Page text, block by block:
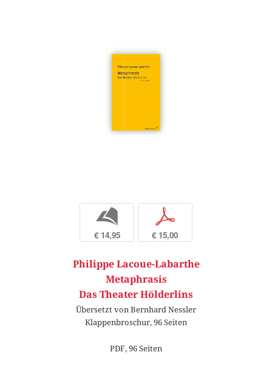
b
€ 14,95
p
€ 15,00
Philippe Lacoue-Labarthe
Metaphrasis
Das Theater Hölderlins
Übersetzt von Bernhard Nessler
Klappenbroschur, 96 Seiten
PDF, 96 Seiten